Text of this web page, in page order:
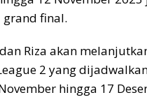
grand final.
Riza akan
2 yang
hingga 17